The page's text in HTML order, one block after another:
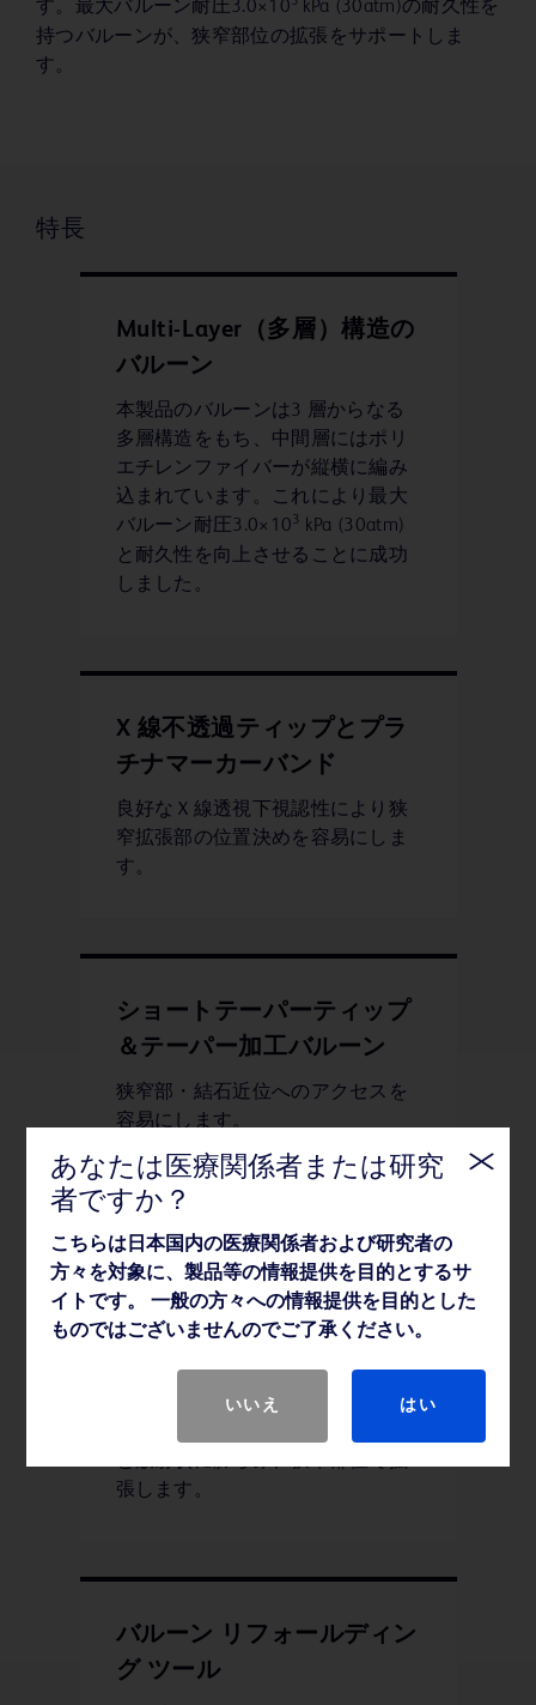
す。最大バルーン耐圧3.0×10
kPa (30atm)の耐久性を
持つバルーンが、狭窄部位の拡張をサポートしま
す。
特長
Multi-Layer（多層）構造の
バルーン
本製品のバルーンは3 層からなる
多層構造をもち、中間層にはポリ
エチレンファイバーが縦横に編み
込まれています。これにより最大
バルーン耐圧3.0×103 kPa (30atm)
と耐久性を向上させることに成功
しました。
X 線不透過ティップとプラ
チナマーカーバンド
良好なＸ線透視下視認性により狭
窄拡張部の位置決めを容易にしま
す。
ショートテーパーティップ
＆テーパー加工バルーン
狭窄部・結石近位へのアクセスを
容易にします。
同軸式（Coaxial）構造のシ
ャフト
め、コシがありキンクしにくく操
作性を向上しています。また同軸
張します。
バルーン リフォールディン
グ ツール
あなたは医療関係者または研究
者ですか？
こちらは日本国内の医療関係者および研究者の
方々を対象に、製品等の情報提供を目的とするサ
イトです。 一般の方々への情報提供を目的とした
ものではございませんのでご了承ください。
いいえ はい